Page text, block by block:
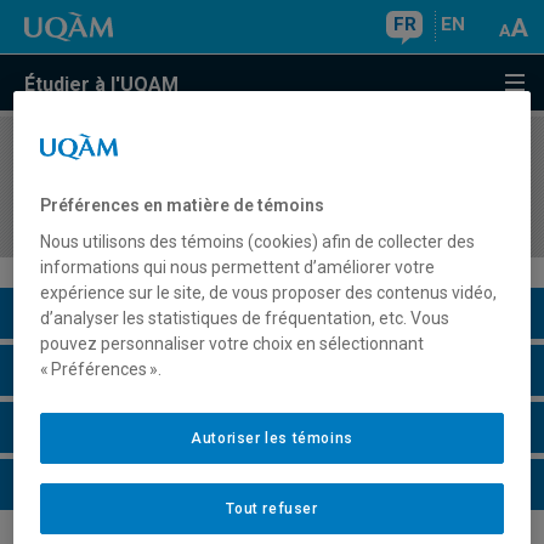
FR EN
Étudier à l'UQAM
COURS//
humaines
Description du cours
Horaire - Été 2026
Horaire - Automne 2026
Horaire - Hiver 2027
Préférences en matière de témoins
Nous utilisons des témoins (cookies) afin de collecter des
informations qui nous permettent d’améliorer votre
expérience sur le site, de vous proposer des contenus vidéo,
d’analyser les statistiques de fréquentation, etc. Vous
pouvez personnaliser votre choix en sélectionnant
« Préférences ».
Tout refuser
Autoriser les témoins